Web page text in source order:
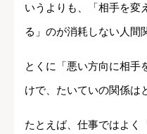
いうよりも、「相手を変
る」のが消耗しない人間
とくに「悪い方向に相手
けで、たいていの関係は
たとえば、仕事ではよく